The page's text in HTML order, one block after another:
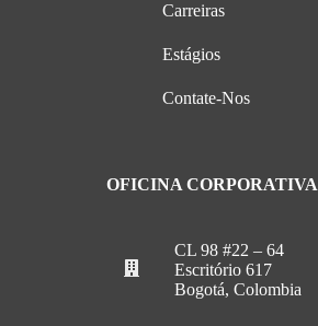
Carreiras
Estágios
Contate-Nos
OFICINA CORPORATIVA
CL 98 #22 – 64
Escritório 617
Bogotá, Colombia